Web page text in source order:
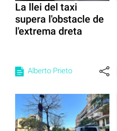
La llei del taxi
supera l'obstacle de
l'extrema dreta
Alberto Prieto